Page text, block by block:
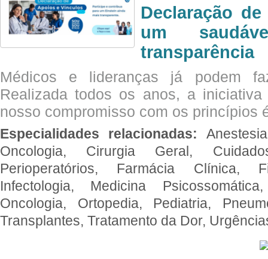
Declaração
um
transparência
Médicos e lideranças já podem
Realizada todos os anos, a
nosso compromisso com os princípios
Especialidades relacionadas:
Oncologia, Cirurgia Geral,
Perioperatórios, Farmácia Clínica,
Infectologia, Medicina
Oncologia, Ortopedia, Pediatria,
Transplantes, Tratamento da Dor,